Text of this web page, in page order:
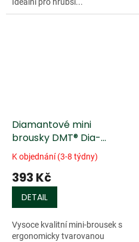
Diamantové mini
brousky DMT® Dia-
Sharp®
K objednání (3-8 týdny)
393 Kč
DETAIL
Vysoce kvalitní mini-brousek s
ergonomicky tvarovanou